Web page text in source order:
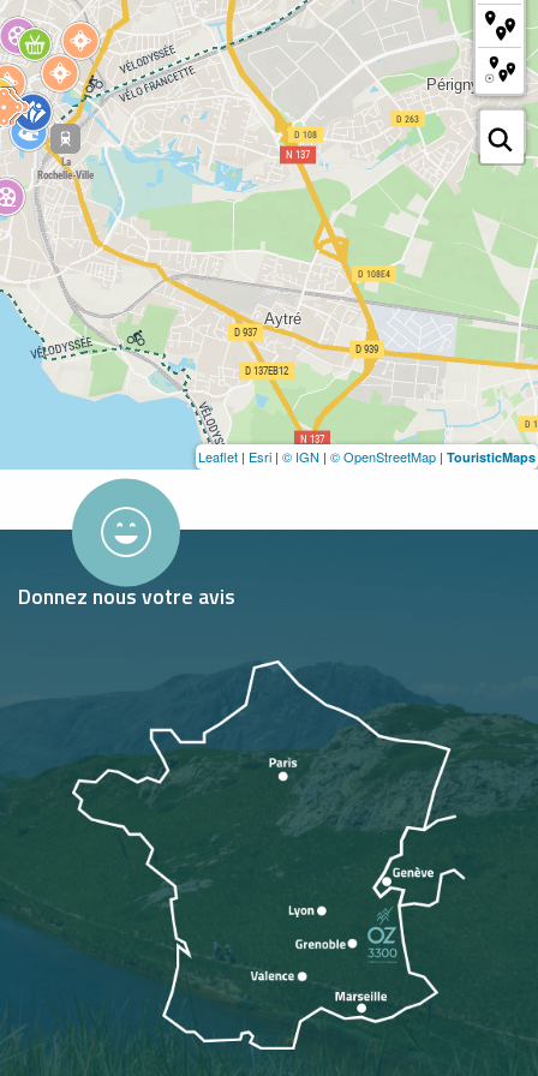
Leaflet | Esri | © IGN | © OpenStreetMap | TouristicMaps
Donnez nous votre avis